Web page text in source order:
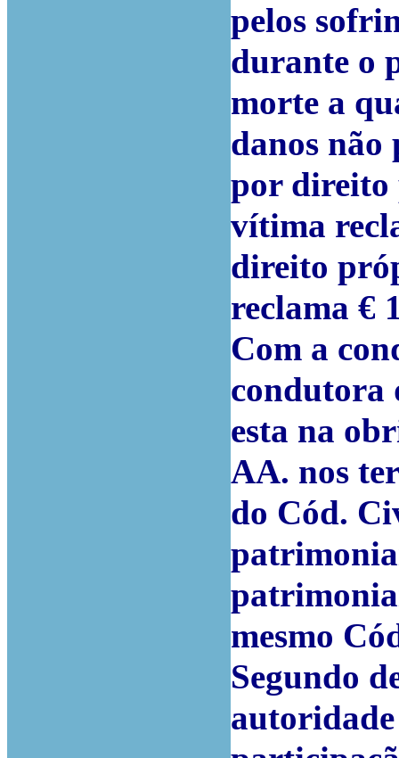
pelos
durante o
morte a
danos
por direito
vítima
direito
reclama €
Com a
condutora
esta na
AA. nos
do Cód.
mesmo
Segundo